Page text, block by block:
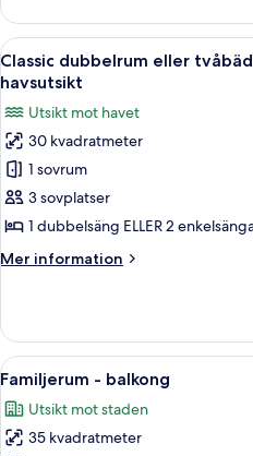
sovrum
balkong
-
viss
havsutsikt
dubbelrum
eller
tvåbäddsrum
-
sovrum
balkong
viss
Öppna
alla
för
Classic
dubbelrum
eller
tvåbäddsrum
-
1
-
balkong
-
havsutsikt
9
Classic dubbelrum eller
havsutsikt
Utsikt mot havet
30 kvadratmeter
1 sovrum
3 sovplatser
1 dubbelsäng ELLER 2
Mer information
Mer
dubbelrum
eller
tvåbäddsrum
sovrum
Öppna
alla
foton
för
5
Familjerum - balkong
Utsikt mot staden
35 kvadratmeter